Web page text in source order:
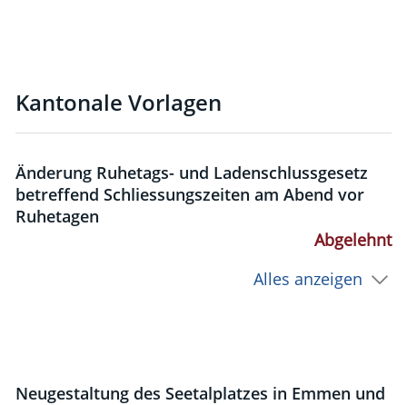
Kantonale Vorlagen
Änderung Ruhetags- und Ladenschlussgesetz
betreffend Schliessungszeiten am Abend vor
Ruhetagen
Abgelehnt
Alles anzeigen
Neugestaltung des Seetalplatzes in Emmen und